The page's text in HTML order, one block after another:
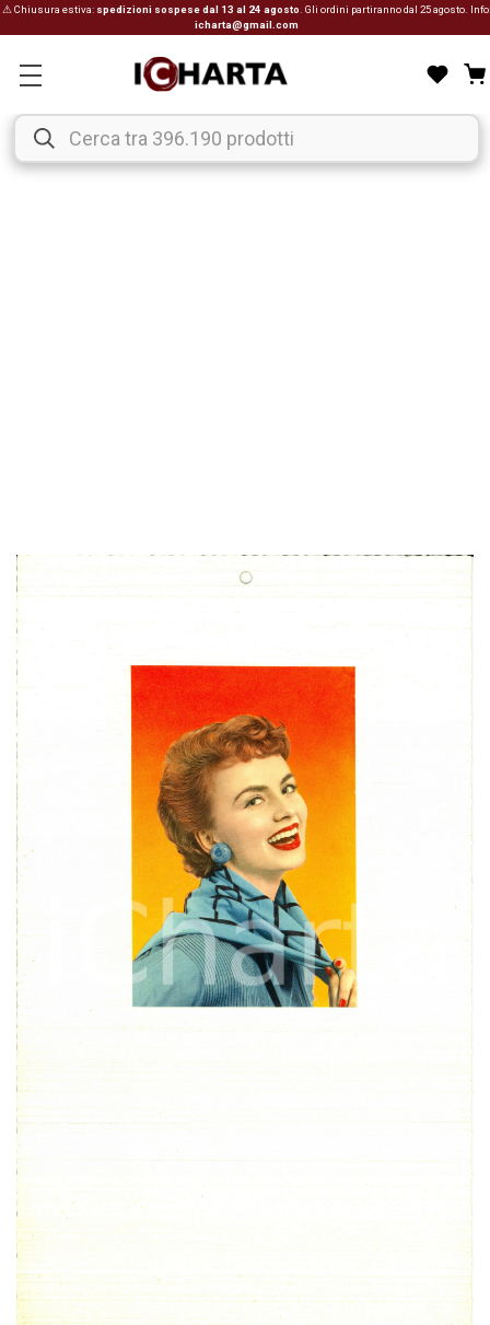
⚠ Chiusura estiva: spedizioni sospese dal 13 al 24 agosto . Gli ordini partiranno dal 25 agosto. Info:
icharta@gmail.com